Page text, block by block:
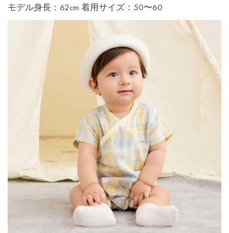
モデル身長：62cm 着用サイズ：50〜60